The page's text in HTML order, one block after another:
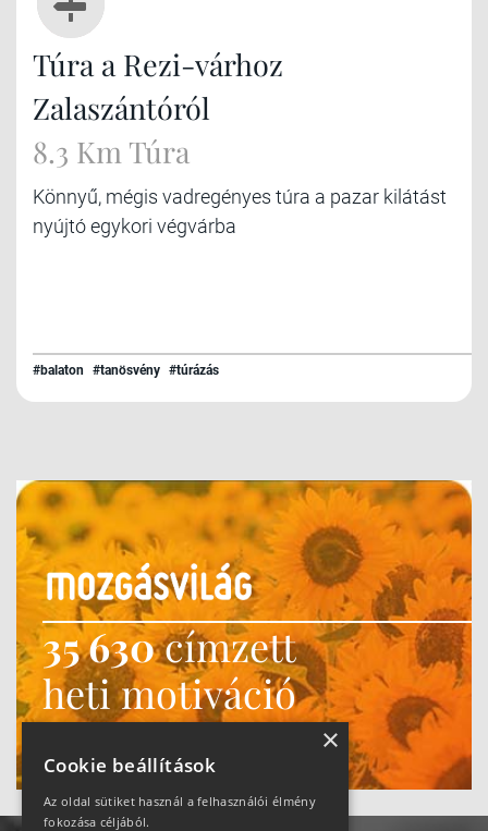
Túra a Rezi-várhoz
Zalaszántóról
8.3 Km Túra
Könnyű, mégis vadregényes túra a pazar kilátást
nyújtó egykori végvárba
#balaton #tanösvény #túrázás
35 630címzett
heti motiváció
Ne maradj le!
×
Cookie beállítások
Az oldal sütiket használ a felhasználói élmény
fokozása céljából.